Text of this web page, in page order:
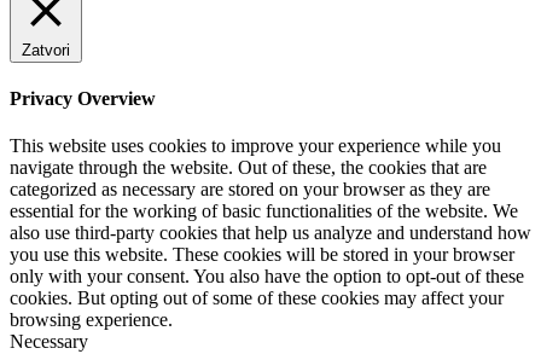
Zatvori
Privacy Overview
This website uses cookies to improve your experience while you
navigate through the website. Out of these, the cookies that are
categorized as necessary are stored on your browser as they are
essential for the working of basic functionalities of the website. We
also use third-party cookies that help us analyze and understand how
you use this website. These cookies will be stored in your browser
only with your consent. You also have the option to opt-out of these
cookies. But opting out of some of these cookies may affect your
browsing experience.
Necessary